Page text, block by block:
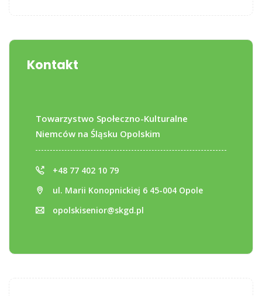
Kontakt
Towarzystwo Społeczno-Kulturalne
Niemców na Śląsku Opolskim
+48 77 402 10 79
ul. Marii Konopnickiej 6 45-004 Opole
opolskisenior@skgd.pl